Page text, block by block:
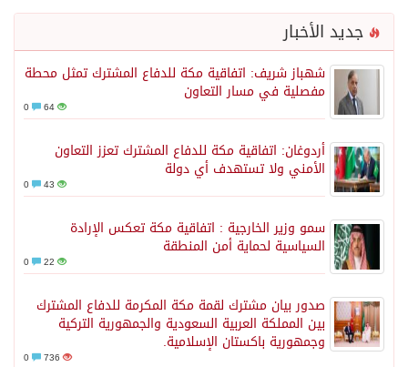
جديد الأخبار
شهباز شريف: اتفاقية مكة للدفاع المشترك تمثل محطة
مفصلية في مسار التعاون
64
أردوغان: اتفاقية مكة للدفاع المشترك تعزز التعاون
الأمني ولا تستهدف أي دولة
43
سمو وزير الخارجية : اتفاقية مكة تعكس الإرادة
السياسية لحماية أمن المنطقة
22
صدور بيان مشترك لقمة مكة المكرمة للدفاع المشترك
بين المملكة العربية السعودية والجمهورية التركية
وجمهورية باكستان الإسلامية.
736